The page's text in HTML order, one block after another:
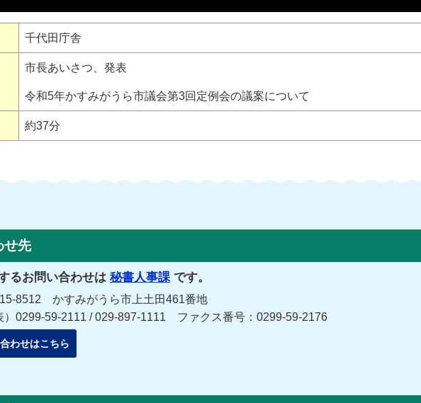
千代田庁舎
市長あいさつ、発表
令和5年かすみがうら市議会第3回定例会の議案について
約37分
せ先
るお問い合わせは 秘書人事課 です。
8512 かすみがうら市上土田461番地
）0299-59-2111 / 029-897-1111 ファクス番号：0299-59-2176
わせはこちら